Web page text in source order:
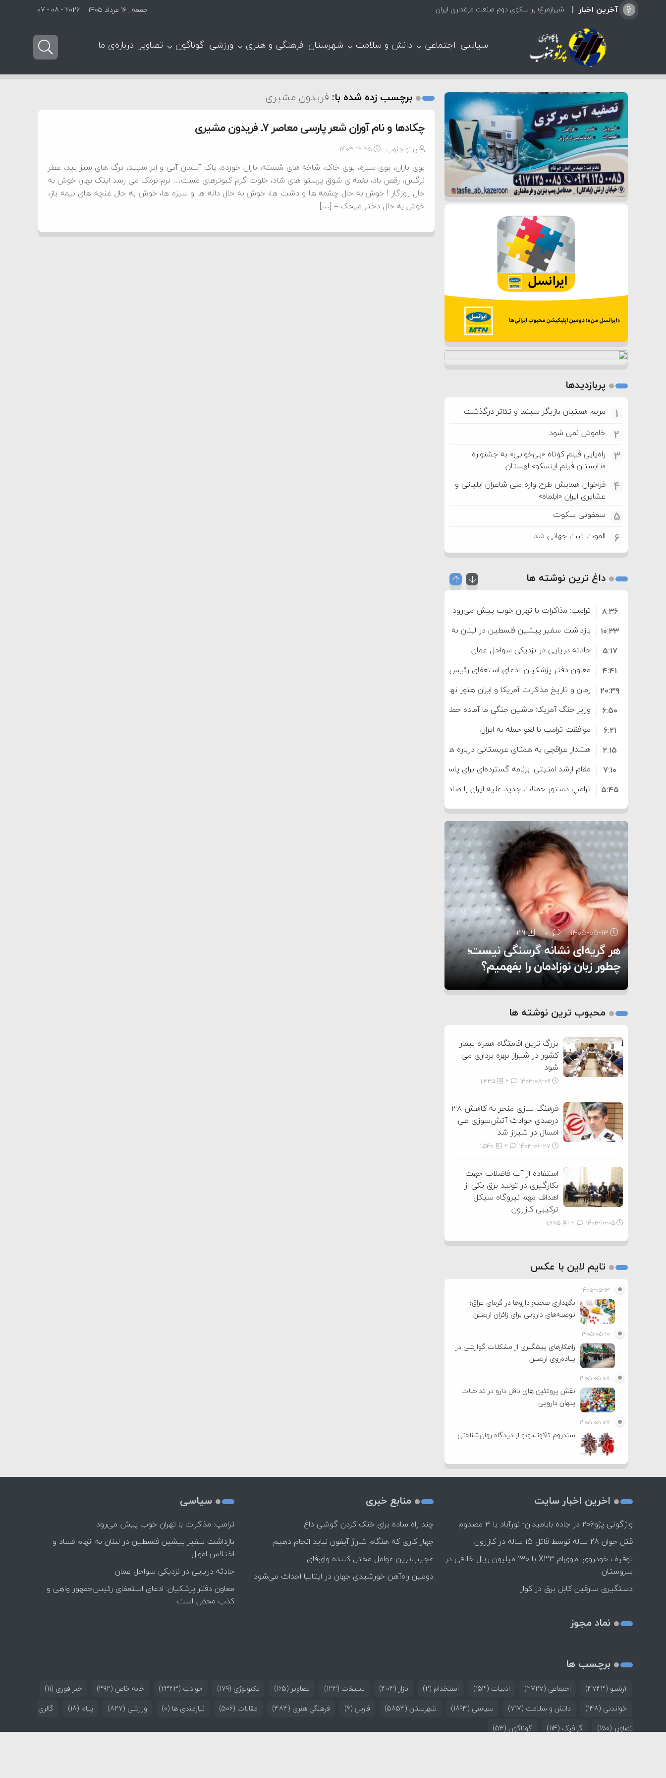
آخرین اخبار شیرازمرغ؛ بر سکوی دوم صنعت مرغداری ایران جمعه , ۱۶ مرداد ۱۴۰۵ 2026 - 08 - 07
سیاسی اجتماعی دانش و سلامت شهرستان فرهنگی و هنری ورزشی گوناگون تصاویر درباره‌ی ما
برچسب زده شده با: فریدون مشیری
چکادها و نام آوران شعر پارسی معاصر 7ـ فریدون مشیری
پرتو جنوب ۱۴۰۳-۱۲-۲۵
بوی باران، بوی سبزه، بوی خاک، شاخه های شسته، باران خورده، پاک آسمان آبی و ابر سپید، برگ های سبز بید، عطر
نرگس، رقص باد، نغمه ی شوق پرستو های شاد، خلوت گرم کبوترهای مست… نرم نرمک می رسد اینک بهار، خوش به
حال روزگار ! خوش به حال چشمه ها و دشت ها، خوش به حال دانه ها و سبزه ها، خوش به حال غنچه های نیمه باز،
خوش به حال دختر میخک – […]
پربازدیدها
1 مریم همتیان بازیگر سینما و تئاتر درگذشت
2 خاموش نمی شود
3
راه‌یابی فیلم کوتاه «بی‌خوابی» به جشنواره
«تابستان فیلم اینسکو» لهستان
4
فراخوان همایش طرح واره ملی شاعران ایلیاتی و
عشایری ایران «ایلماه»
5 سمفونی سکوت
6 الموت ثبت جهانی شد
داغ ترین نوشته ها
ترامپ: مذاکرات با تهران خوب پیش می‌رود
۸:۳۶
بازداشت سفیر پیشین فلسطین در لبنان به اتهام فساد و اختلاس اموال
۱۰:۳۳
حادثه دریایی در نزدیکی سواحل عمان
۵:۱۷
معاون دفتر پزشکیان: ادعای استعفای رئیس‌جمهور واهی و کذب محض
است
۴:۴۱
زمان و تاریخ مذاکرات آمریکا و ایران هنوز نهایی نشده است
۲۰:۳۹
وزیر جنگ آمریکا: ماشین جنگی ما آماده حمله نظامی علیه ایران است
۶:۵۰
موافقت ترامپ با لغو حمله به ایران
۶:۲۱
هشدار عراقچی به همتای عربستانی درباره همراهی با آمریکا
۲:۱۵
مقام ارشد امنیتی: برنامه گسترده‌ای برای پاسخ به دیوانگی آمریکا داریم
۷:۱۰
ترامپ دستور حملات جدید علیه ایران را صادر کرد
۵:۴۵
سپاه: دو نفتکش متخلف مورد اصابت قرار گرفته و متوقف شدند
۱۲:۵۹
ترامپ مدعی توافق تاریخی برای خلع سلاح کامل حماس شد
۸:۵۷
اعتراض عراقچی به همتای بلغارستانی به دلیل کمک به آمریکا در حملات به
ایران
۱۶:۱۹
کشورهایی که به متجاوزان کمک می کنند پاسخ سختی خواهند گرفت
۱۰:۱۵
سنتکام پایان تجاوز جدید به ایران را اعلام کرد
۶:۰۵
۱۴۰۵-۰۵-۱۳ 0
39
هر گریه‌ای نشانه گرسنگی نیست؛
چطور زبان نوزادمان را بفهمیم؟
۱۴۰۵-۰۵-۱۲ 0
28
تغذیه پدر می‌تواند بر سلامت نوزاد
تأثیر بگذارد
۱۴۰۵-۰۵-۱۲ 0
13
روی دیگر زندگی
2
محبوب ترین نوشته ها
بزرگ ترین اقامتگاه همراه بیمار
کشور در شیراز بهره برداری می
شود
۱۴۰۳-۰۸-۰۹ 1,335
فرهنگ سازی منجر به کاهش ۳۸
درصدی حوادث آتش‌سوزی طی
امسال در شیراز شد
۱۴۰۳-۰۶-۲۷ 1,540
استفاده از آب فاضلاب جهت
بکارگیری در تولید برق یکی از
اهداف مهم نیروگاه سیکل
ترکیبی کازرون
۱۴۰۳-۱۰-۰۵ 1,675
تایم لاین با عکس
۱۴۰۵-۰۵-۱۳
نگهداری صحیح داروها در گرمای عراق؛
توصیه‌های دارویی برای زائران اربعین
۱۴۰۵-۰۵-۱۰
راهکارهای پیشگیری از مشکلات گوارشی در
پیاده‌روی اربعین
۱۴۰۵-۰۵-۰۸
نقش پروتئین های ناقل دارو در تداخلات
پنهان دارویی
۱۴۰۵-۰۵-۰۷
سندروم تاکوتسوبو از دیدگاه روان‌شناختی
اخرین اخبار سایت
واژگونی پژو۲۰۶ در جاده بابامیدان- نورآباد با ۳ مصدوم
قتل جوان 28 ساله توسط قاتل 15 ساله در کازرون
توقیف خودروی ام‌وی‌ام X33 با ۱۳۰ میلیون ریال خلافی در
سروستان
دستگیری سارقین کابل برق در کوار
نماد مجوز
منابع خبری
چند راه‌ ساده برای خنک کردن گوشی داغ
چهار کاری که هنگام شارژ آیفون نباید انجام دهیم
عجیب‌ترین عوامل مختل کننده وای‌فای
دومین راه‌آهن خورشیدی جهان در ایتالیا احداث می‌شود
سیاسی
ترامپ: مذاکرات با تهران خوب پیش می‌رود
بازداشت سفیر پیشین فلسطین در لبنان به اتهام فساد و
اختلاس اموال
حادثه دریایی در نزدیکی سواحل عمان
معاون دفتر پزشکیان: ادعای استعفای رئیس‌جمهور واهی و
کذب محض است
برچسب ها
آرشیو (4743) اجتماعی (2727) ادبیات (153) استخدام (2) بازار (403) تبلیغات (123) تصاویر (165) تکنولوژی (179) حوادث (2343) خانه خاص (392) خبر فوری (11)
خواندنی (148) دانش و سلامت (717) سیاسی (1894) شهرستان (5854) فارس (6) فرهنگی هنری (484) مقالات (506) نیازمندی ها (0) ورزشی (827) پیام (18)
گالری
تصاویر (150) گرافیک (114) گوناگون (53)